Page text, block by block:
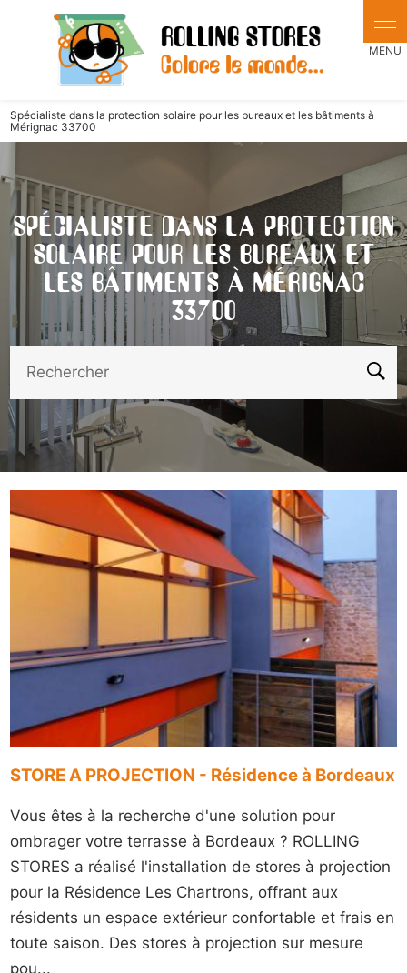
Spécialiste dans la protection solaire pour les bureaux et les bâtiments à
Mérignac 33700
SPÉCIALISTE DANS LA PROTECTION
SOLAIRE POUR LES BUREAUX ET
LES BÂTIMENTS À MÉRIGNAC
33700
Rechercher
STORE A PROJECTION - Résidence à Bordeaux
Vous êtes à la recherche d'une solution pour
ombrager votre terrasse à Bordeaux ? ROLLING
STORES a réalisé l'installation de stores à projection
pour la Résidence Les Chartrons, offrant aux
résidents un espace extérieur confortable et frais en
toute saison. Des stores à projection sur mesure
pou...